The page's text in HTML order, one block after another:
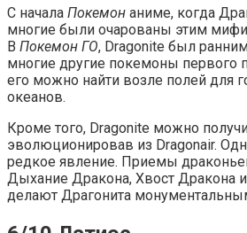
С начала Покемон аниме, когда
многие были очарованы этим
В Покемон ГО, Dragonite был
многие другие покемоны первого
его можно найти возле полей для
океанов.
Кроме того, Dragonite можно
эволюционировав из Dragonair.
редкое явление. Приемы
Дыхание Дракона, Хвост Дракона
делают Драгонита